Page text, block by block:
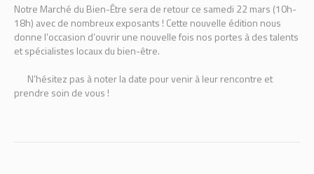
Notre Marché du Bien-Être sera de retour ce samedi 22 mars (10h-
18h) avec de nombreux exposants ! Cette nouvelle édition nous
donne l’occasion d’ouvrir une nouvelle fois nos portes à des talents
et spécialistes locaux du bien-être.
N’hésitez pas à noter la date pour venir à leur rencontre et
prendre soin de vous !